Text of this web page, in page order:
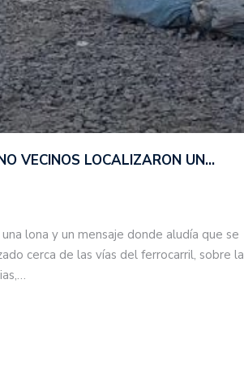
VECINOS LOCALIZARON UN…
lona y un mensaje donde aludía que se
cerca de las vías del ferrocarril, sobre la